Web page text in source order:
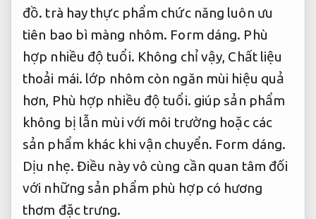
đồ. trà hay thực phẩm chức năng luôn ưu
tiên bao bì màng nhôm. Form dáng. Phù
hợp nhiều độ tuổi. Không chỉ vậy, Chất liệu
thoải mái. lớp nhôm còn ngăn mùi hiệu quả
hơn, Phù hợp nhiều độ tuổi. giúp sản phẩm
không bị lẫn mùi với môi trường hoặc các
sản phẩm khác khi vận chuyển. Form dáng.
Dịu nhẹ. Điều này vô cùng cần quan tâm đối
với những sản phẩm phù hợp có hương
thơm đặc trưng.